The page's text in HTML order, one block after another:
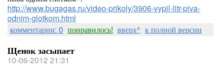
http://www.bugagas.ru/video-prikoly/3906-vypil-litr-piva-
odnim-glotkom.html
комментарии: 0 понравилось! вверх^ к полной версии
Щенок засыпает
10-06-2012 21:31